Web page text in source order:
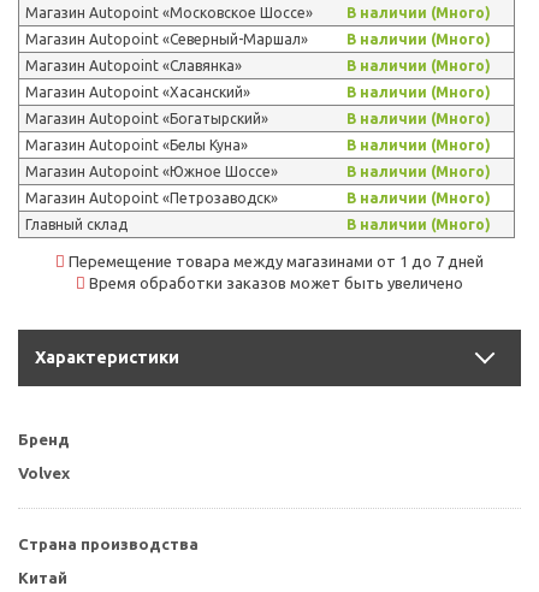
Магазин Autopoint «Московское Шоссе»
В наличии (Много)
Магазин Autopoint «Северный-Маршал»
В наличии (Много)
Магазин Autopoint «Славянка»
В наличии (Много)
Магазин Autopoint «Хасанский»
В наличии (Много)
Магазин Autopoint «Богатырский»
В наличии (Много)
Магазин Autopoint «Белы Куна»
В наличии (Много)
Магазин Autopoint «Южное Шоссе»
В наличии (Много)
Магазин Autopoint «Петрозаводск»
В наличии (Много)
Главный склад
В наличии (Много)
Перемещение товара между магазинами от 1 до 7 дней
Время обработки заказов может быть увеличено
Характеристики
Бренд
Volvex
Страна производства
Китай